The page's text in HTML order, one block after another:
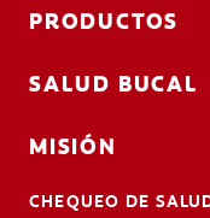
PRODUCTOS
SALUD BUCAL
MISIÓN
CHEQUEO DE